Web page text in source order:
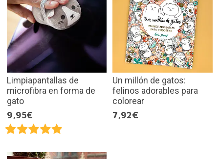
Limpiapantallas de
microfibra en forma de
gato
9,95€
Un millón de gatos:
felinos adorables para
colorear
7,92€